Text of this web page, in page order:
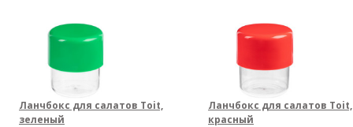
Ланчбокс для салатов Toit,
зеленый
Ланчбокс для салатов Toit,
красный